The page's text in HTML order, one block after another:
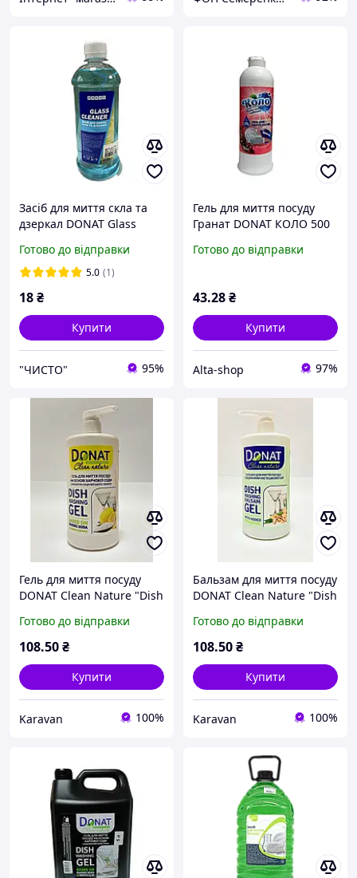
Засіб для миття скла та
дзеркал DONAT Glass
Готово до відправки
5.0 (1)
18₴
Купити
"ЧИСТО" 95%
Гель для миття посуду
Гранат DONAT КОЛО 500
Готово до відправки
43.28₴
Купити
Alta-shop 97%
Гель для миття посуду
DONAT Clean Nature "Dish
харчової соди з ароматом
сицилійського лимону
Готово до відправки
108.50₴
Купити
Karavan 100%
Бальзам для миття посуду
DONAT Clean Nature "Dish
фісташковою олією еко-
концентрат з дозатором,
Готово до відправки
108.50₴
Купити
Karavan 100%